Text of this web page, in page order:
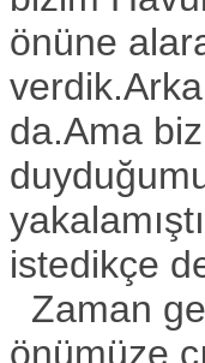
önüne
da.Ama
istedikçe
Zaman
önümüze